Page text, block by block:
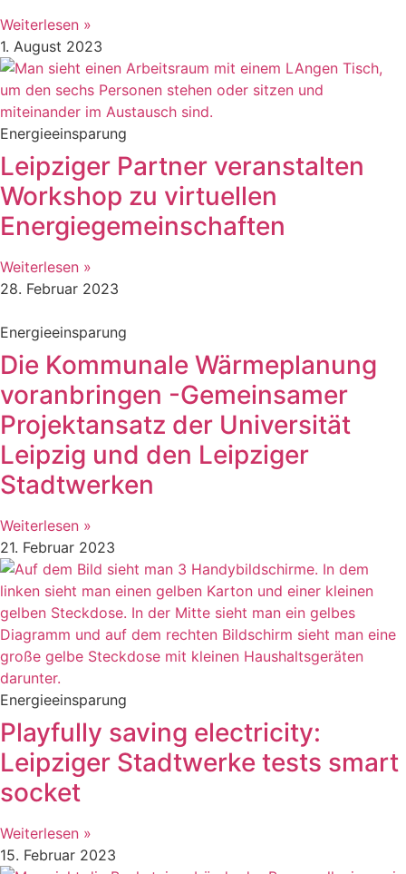
Weiterlesen »
1. August 2023
Energieeinsparung
Leipziger Partner veranstalten
Workshop zu virtuellen
Energiegemeinschaften
Weiterlesen »
28. Februar 2023
Energieeinsparung
Die Kommunale Wärmeplanung
voranbringen -Gemeinsamer
Projektansatz der Universität
Leipzig und den Leipziger
Stadtwerken
Weiterlesen »
21. Februar 2023
Energieeinsparung
Playfully saving electricity:
Leipziger Stadtwerke tests smart
socket
Weiterlesen »
15. Februar 2023